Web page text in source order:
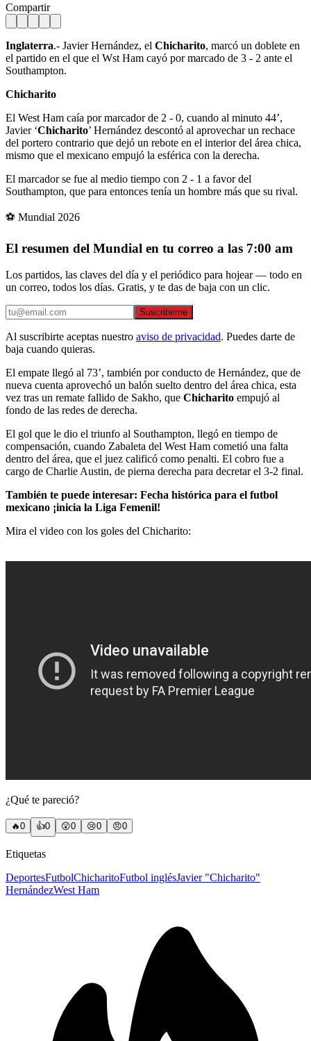
Compartir
Inglaterra.- Javier Hernández, el Chicharito, marcó un doblete en
el partido en el que el Wst Ham cayó por marcado de 3 - 2 ante el
Southampton.
Chicharito
El West Ham caía por marcador de 2 - 0, cuando al minuto 44’,
Javier ‘Chicharito’ Hernández descontó al aprovechar un rechace
del portero contrario que dejó un rebote en el interior del área chica,
mismo que el mexicano empujó la esférica con la derecha.
El marcador se fue al medio tiempo con 2 - 1 a favor del
Southampton, que para entonces tenía un hombre más que su rival.
⚽ Mundial 2026
El resumen del Mundial en tu correo a las 7:00 am
Los partidos, las claves del día y el periódico para hojear — todo en
un correo, todos los días. Gratis, y te das de baja con un clic.
Suscribirme
Al suscribirte aceptas nuestro aviso de privacidad. Puedes darte de
baja cuando quieras.
El empate llegó al 73’, también por conducto de Hernández, que de
nueva cuenta aprovechó un balón suelto dentro del área chica, esta
vez tras un remate fallido de Sakho, que Chicharito empujó al
fondo de las redes de derecha.
El gol que le dio el triunfo al Southampton, llegó en tiempo de
compensación, cuando Zabaleta del West Ham cometió una falta
dentro del área, que el juez calificó como penalti. El cobro fue a
cargo de Charlie Austin, de pierna derecha para decretar el 3-2 final.
También te puede interesar: Fecha histórica para el futbol
mexicano ¡inicia la Liga Femenil!
Mira el video con los goles del Chicharito:
¿Qué te pareció?
🔥0 👍0 😲0 😢0 😠0
Etiquetas
DeportesFutbolChicharitoFutbol inglésJavier "Chicharito"
HernándezWest Ham